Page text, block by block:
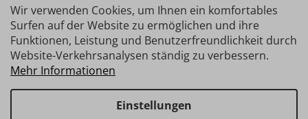
Wir verwenden Cookies, um Ihnen ein komfortables
Surfen auf der Website zu ermöglichen und ihre
Funktionen, Leistung und Benutzerfreundlichkeit durch
Website-Verkehrsanalysen ständig zu verbessern.
Mehr Informationen
Einstellungen
Erstellt von Shoptet